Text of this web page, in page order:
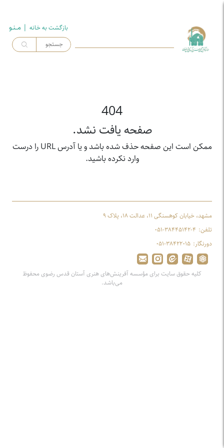
بازگشت به خـانه | مــنـو
404
صفحه یافت نشد.
ممکن است این صفحه حذف شده باشد و یا آدرس URL را درست
وارد نکرده باشید.
مشهد، خیابان کوهسنگی ۱۱، عدالت ۱۸، پلاک ۹
تلفن: ۰۵۱-۳۸۴۴۵۱۴۲-۴
دورنگار: ۰۵۱-۳۸۴۲۲۰۱۵
کلیه حقوق سایت برای مؤسسه آفرینش‌های هنری آستان قدس رضوی محفوظ
می‌باشد.